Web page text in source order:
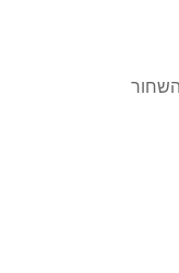
השחור